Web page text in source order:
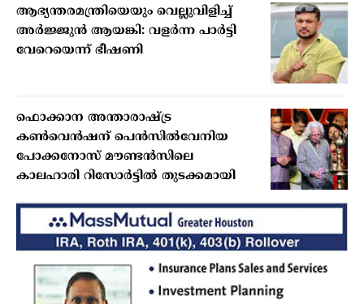
ആഭ്യന്തരമന്ത്രിയെയും വെല്ലുവിളിച്ച്
അര്‍ജ്ജുന്‍ ആയങ്കി: വളര്‍ന്ന പാര്‍ട്ടി
വേറെയെന്ന് ഭീഷണി
ഫൊക്കാന അന്താരാഷ്ട്ര
കൺവെൻഷന് പെൻസിൽവേനിയ
പോക്കനോസ് മൗണ്ടൻസിലെ
കാലഹാരി റിസോർട്ടിൽ തുടക്കമായി